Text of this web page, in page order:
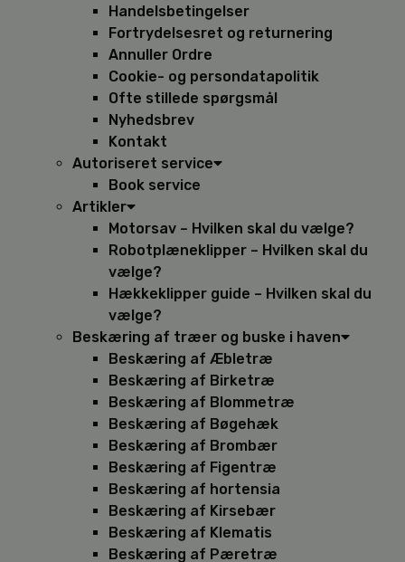
Handelsbetingelser
Fortrydelsesret og returnering
Annuller Ordre
Cookie- og persondatapolitik
Ofte stillede spørgsmål
Nyhedsbrev
Kontakt
Autoriseret service
Book service
Artikler
Motorsav – Hvilken skal du vælge?
Robotplæneklipper – Hvilken skal du
vælge?
Hækkeklipper guide – Hvilken skal du
vælge?
Beskæring af træer og buske i haven
Beskæring af Æbletræ
Beskæring af Birketræ
Beskæring af Blommetræ
Beskæring af Bøgehæk
Beskæring af Brombær
Beskæring af Figentræ
Beskæring af hortensia
Beskæring af Kirsebær
Beskæring af Klematis
Beskæring af Pæretræ